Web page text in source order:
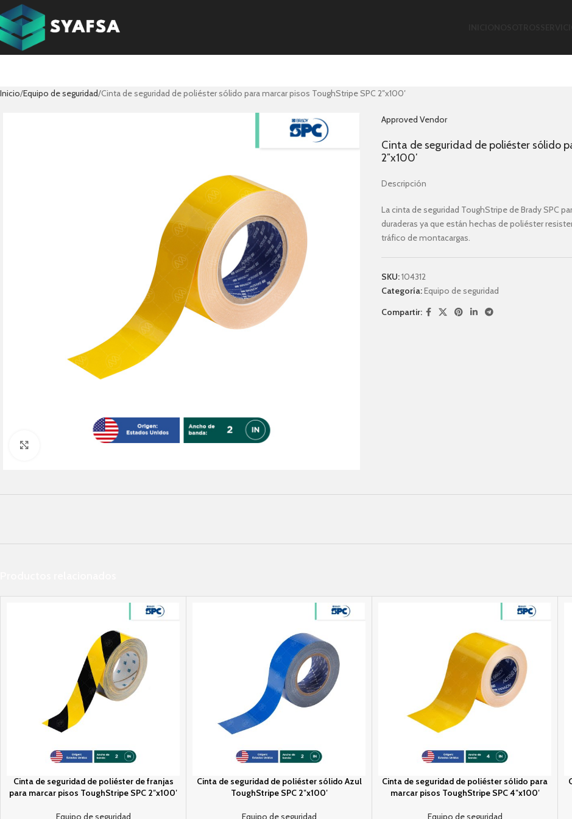
Inicio Equipo de seguridad Cinta de seguridad de poliéster sólido para marcar pisos ToughStripe SPC 2″x100′
Approved Vendor
Cinta de seguridad de poliéster sólido
2″x100′
Descripción
La cinta de seguridad ToughStripe de Brady SPC
duraderas ya que están hechas de poliéster
tráfico de montacargas.
SKU:104312
Categoría:Equipo de seguridad
Compartir:
Cinta de seguridad de poliéster de franjas
para marcar pisos ToughStripe SPC 2″x100′
Equipo de seguridad
Cinta de seguridad de poliéster sólido Azul
ToughStripe SPC 2″x100′
Equipo de seguridad
Cinta de seguridad de poliéster sólido para
marcar pisos ToughStripe SPC 4″x100′
Equipo de seguridad